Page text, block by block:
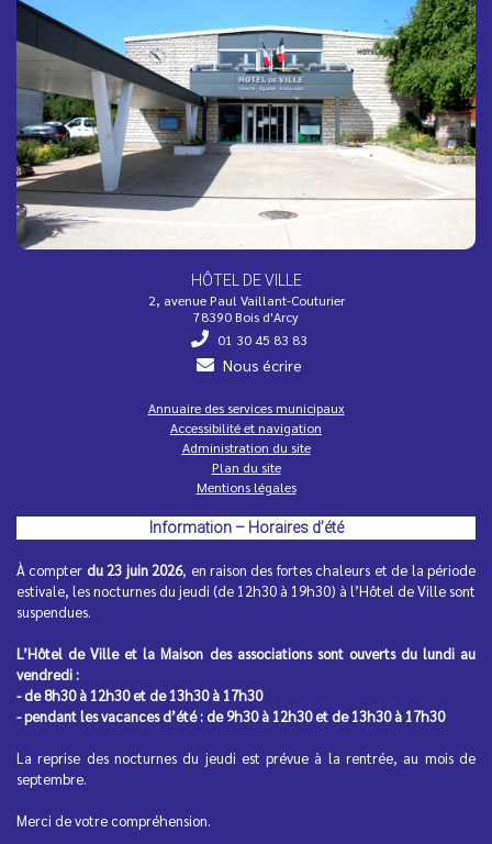
La résidence Bois Soleil devient une "Oasis
Solidaire" !
Face aux fortes chaleurs, l’EHPAD Bois Soleil s’engage
dans le dispositif national Oasis Solidaire et ouvre ses
Inscription à la 3e édition de la Color Run
Petits, grands, jeunes ou moins jeunes, vous aimez la
proximité
de vos commerces...
HÔTEL DE VILLE
2, avenue Paul Vaillant-Couturier
78390 Bois d'Arcy
01 30 45 83 83
Nous écrire
Annuaire des services municipaux
Accessibilité et navigation
Administration du site
Plan du site
Mentions légales
Information – Horaires d’été
À compter du 23 juin 2026, en raison des fortes chaleurs et de la période
estivale, les nocturnes du jeudi (de 12h30 à 19h30) à l’Hôtel de Ville sont
suspendues.
L’Hôtel de Ville et la Maison des associations sont ouverts du lundi au
vendredi :
- de 8h30 à 12h30 et de 13h30 à 17h30
- pendant les vacances d’été : de 9h30 à 12h30 et de 13h30 à 17h30
La reprise des nocturnes du jeudi est prévue à la rentrée, au mois de
septembre.
Merci de votre compréhension.